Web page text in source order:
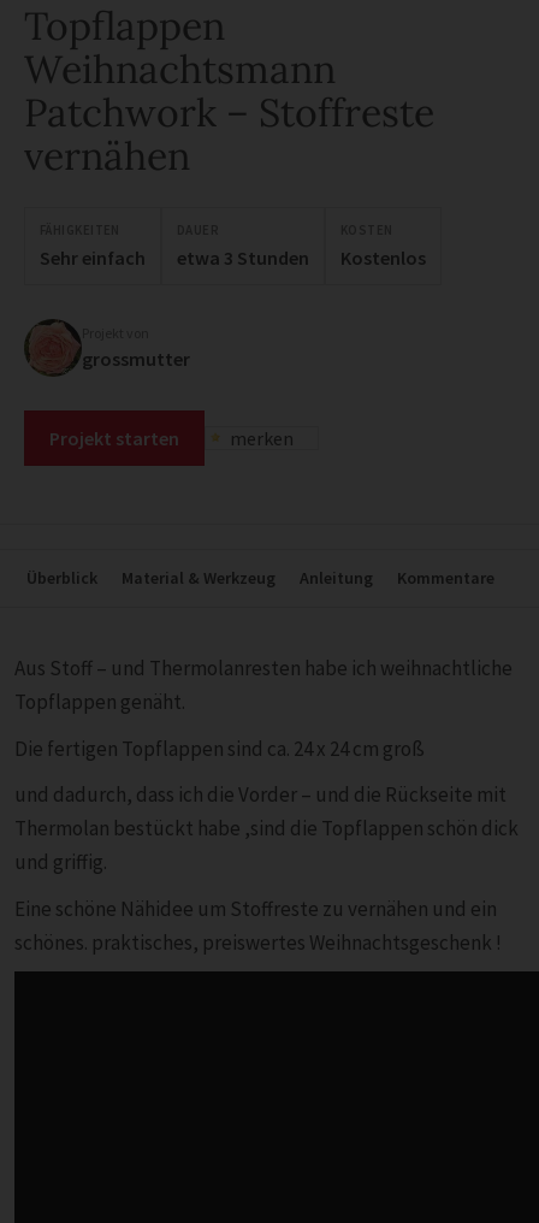
Topflappen
Weihnachtsmann
Patchwork – Stoffreste
vernähen
Sehr einfach etwa 3 Stunden Kostenlos
grossmutter
Projekt starten merken
Überblick Material & Werkzeug Anleitung Kommentare
Aus Stoff – und Thermolanresten habe ich weihnachtliche
Topflappen genäht.
Die fertigen Topflappen sind ca. 24 x 24 cm groß
und dadurch, dass ich die Vorder – und die Rückseite mit
Thermolan bestückt habe ,sind die Topflappen schön dick
und griffig.
Eine schöne Nähidee um Stoffreste zu vernähen und ein
schönes. praktisches, preiswertes Weihnachtsgeschenk !